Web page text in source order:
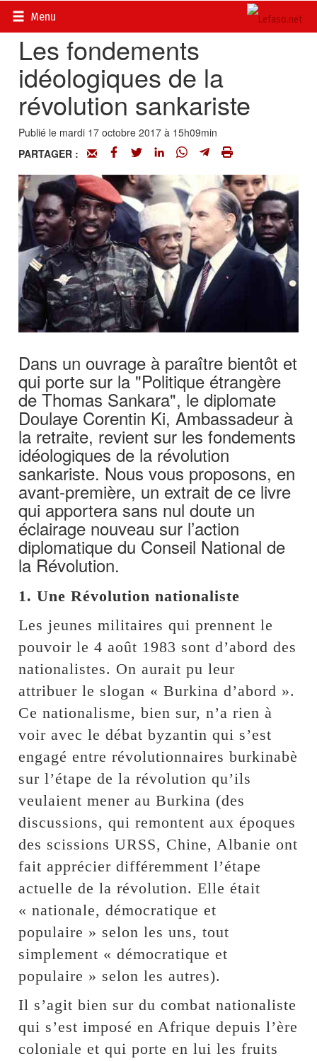
Menu
Accueil>
Les fondements
idéologiques de la
révolution sankariste
Publié le mardi 17 octobre 2017 à 15h09min
PARTAGER :
Dans un ouvrage à paraître bientôt et
qui porte sur la "Politique étrangère
de Thomas Sankara", le diplomate
Doulaye Corentin Ki, Ambassadeur à
la retraite, revient sur les fondements
idéologiques de la révolution
sankariste. Nous vous proposons, en
avant-première, un extrait de ce livre
qui apportera sans nul doute un
éclairage nouveau sur l’action
diplomatique du Conseil National de
la Révolution.
1. Une Révolution nationaliste
Les jeunes militaires qui prennent le
pouvoir le 4 août 1983 sont d’abord des
nationalistes. On aurait pu leur
attribuer le slogan « Burkina d’abord ».
Ce nationalisme, bien sur, n’a rien à
voir avec le débat byzantin qui s’est
engagé entre révolutionnaires burkinabè
sur l’étape de la révolution qu’ils
veulaient mener au Burkina (des
discussions, qui remontent aux époques
des scissions URSS, Chine, Albanie ont
fait apprécier différemment l’étape
actuelle de la révolution. Elle était
« nationale, démocratique et
populaire » selon les uns, tout
simplement « démocratique et
populaire » selon les autres).
Il s’agit bien sur du combat nationaliste
qui s’est imposé en Afrique depuis l’ère
coloniale et qui porte en lui les fruits